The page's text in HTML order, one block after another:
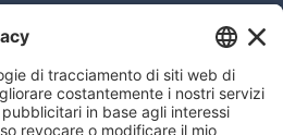
CONTATTI